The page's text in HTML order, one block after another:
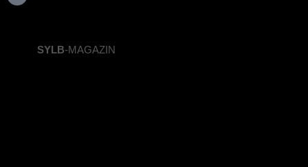
SYLB-MAGAZIN